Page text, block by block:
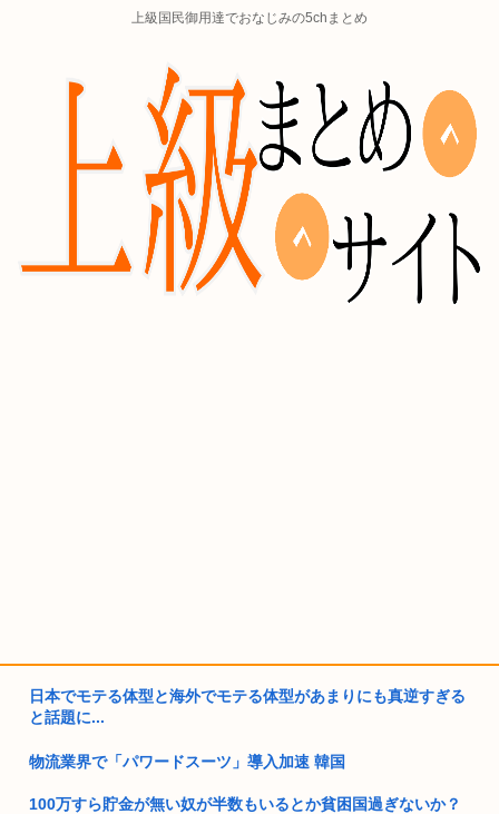
上級国民御用達でおなじみの5chまとめ
日本でモテる体型と海外でモテる体型があまりにも真逆すぎる
と話題に...
物流業界で「パワードスーツ」導入加速 韓国
100万すら貯金が無い奴が半数もいるとか貧困国過ぎないか？